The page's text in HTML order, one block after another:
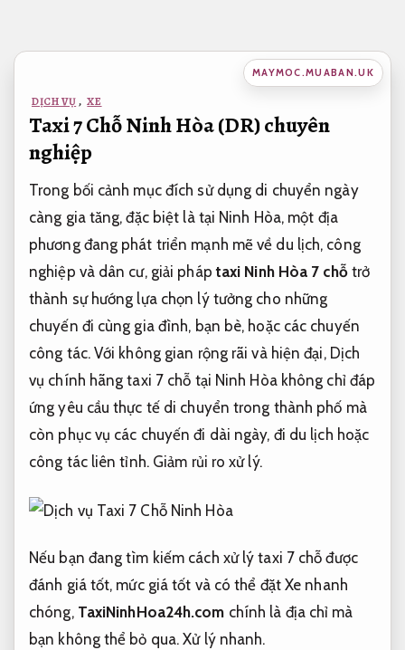
dung
MAYMOC.MUABAN.UK
DỊCH VỤ, XE
Taxi 7 Chỗ Ninh Hòa (DR) chuyên
nghiệp
Trong bối cảnh mục đích sử dụng di chuyển ngày
càng gia tăng, đặc biệt là tại Ninh Hòa, một địa
phương đang phát triển mạnh mẽ về du lịch, công
nghiệp và dân cư, giải pháptaxi Ninh Hòa 7 chỗtrở
thành sự hướng lựa chọn lý tưởng cho những
chuyến đi cùng gia đình, bạn bè, hoặc các chuyến
công tác. Với không gian rộng rãi và hiện đại, Dịch
vụ chính hãng taxi 7 chỗ tại Ninh Hòa không chỉ đáp
ứng yêu cầu thực tế di chuyển trong thành phố mà
còn phục vụ các chuyến đi dài ngày, đi du lịch hoặc
công tác liên tỉnh. Giảm rủi ro xử lý.
Nếu bạn đang tìm kiếm cách xử lý taxi 7 chỗ được
đánh giá tốt, mức giá tốt và có thể đặt Xe nhanh
chóng, TaxiNinhHoa24h.com chính là địa chỉ mà
bạn không thể bỏ qua.Xử lý nhanh.